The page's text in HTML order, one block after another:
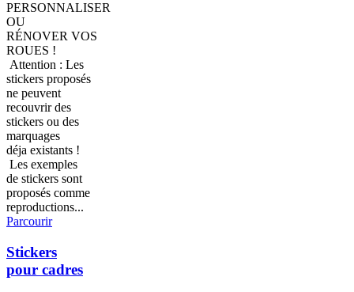
PERSONNALISER
OU
RÉNOVER VOS
ROUES !
Attention : Les
stickers proposés
ne peuvent
recouvrir des
stickers ou des
marquages
déja existants !
Les exemples
de stickers sont
proposés comme
reproductions...
Parcourir
Stickers
pour cadres